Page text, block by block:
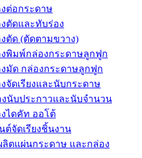
ต่อกระดาษ
ตัดและทับร่อง
ตัด (ตัดตามขวาง)
พิมพ์กล่องกระดาษลูกฟูก
มัด กล่องกระดาษลูกฟูก
จัดเรียงและนับกระดาษ
นับประกาวและนับจำนวน
ไดคัท ออโต้
จัดเรียงชิ้นงาน
ลิตแผ่นกระดาษ และกล่อง